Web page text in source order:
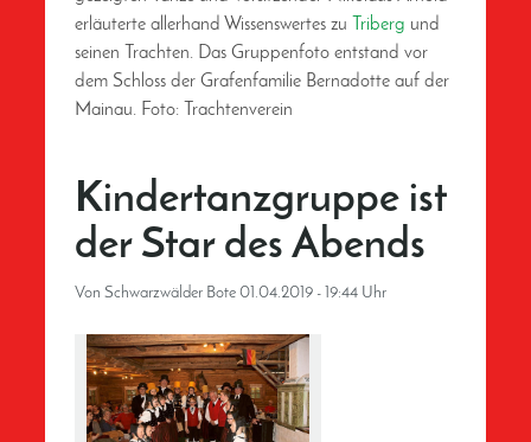
erläuterte allerhand Wissenswertes zu
Triberg und
seinen Trachten. Das Gruppenfoto entstand vor
dem Schloss der Grafenfamilie Bernadotte auf der
Mainau. Foto: Trachtenverein
Kindertanzgruppe ist
der Star des Abends
Von Schwarzwälder Bote 01.04.2019 - 19:44 Uhr